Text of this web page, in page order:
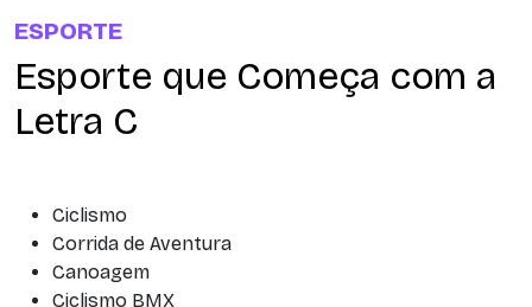
ESPORTE
Esporte que Começa com a
Letra C
Ciclismo
Corrida de Aventura
Canoagem
Ciclismo BMX